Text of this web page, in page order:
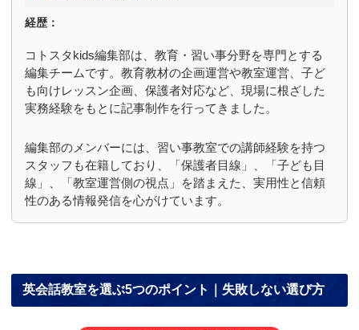
経歴：
コトスタkids編集部は、教育・習い事分野を専門とする
編集チームです。教育教材の企画運営や教室運営、子ど
も向けレッスン企画、保護者対応など、現場に根ざした
実務経験をもとに記事制作を行ってきました。
編集部のメンバーには、習い事教室での講師経験を持つ
スタッフも在籍しており、「保護者目線」、「子ども目
線」、「教室運営側の視点」を踏まえた、実用性と信頼
性のある情報発信を心がけています。
英会話教室を選ぶ5つのポイント｜失敗しない選び方